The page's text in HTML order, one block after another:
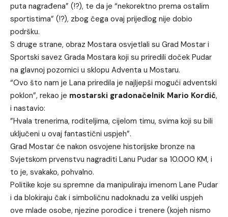
puta nagrađena” (!?), te da je “nekorektno prema ostalim
sportistima” (!?), zbog čega ovaj prijedlog nije dobio
podršku.
S druge strane, obraz Mostara osvjetlali su Grad Mostar i
Sportski savez Grada Mostara koji su priredili doček Pudar
na glavnoj pozornici u sklopu Adventa u Mostaru.
“Ovo što nam je Lana priredila je najljepši mogući adventski
poklon”, rekao je mostarski gradonačelnik Mario Kordić,
i nastavio:
”Hvala trenerima, roditeljima, cijelom timu, svima koji su bili
uključeni u ovaj fantastični uspjeh”.
Grad Mostar će nakon osvojene historijske bronze na
Svjetskom prvenstvu nagraditi Lanu Pudar sa 10.000 KM, i
to je, svakako, pohvalno.
Politike koje su spremne da manipuliraju imenom Lane Pudar
i da blokiraju čak i simboličnu nadoknadu za veliki uspjeh
ove mlade osobe, njezine porodice i trenere (kojeh nismo